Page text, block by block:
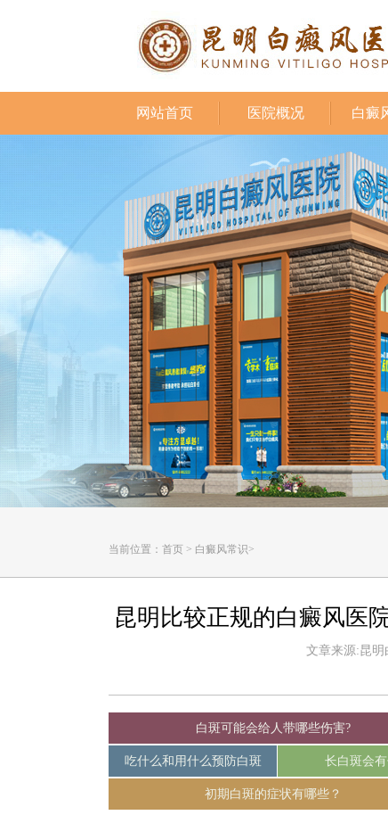
网站首页 医院概况 白癜
当前位置： 首页 > 白癜风常识>
昆明比较正规的白癜风医
文章来源:昆明
白斑可能会给人带哪些伤害?
吃什么和用什么预防白斑 长白斑会
初期白斑的症状有哪些？